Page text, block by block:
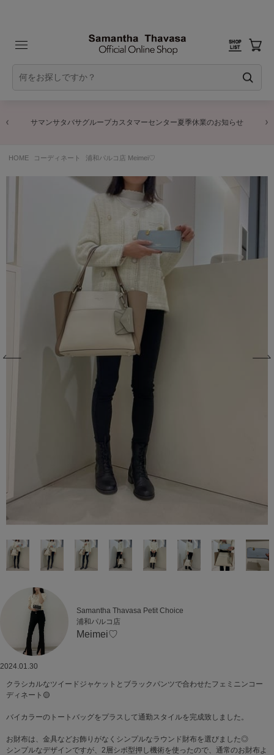
サマンサタバサグループカスタマーセンター夏季休業のお知らせ
HOME コーディネート 浦和パルコ店 Meimei♡
Samantha Thavasa Petit Choice
浦和パルコ店
Meimei♡
2024.01.30
クラシカルなツイードジャケットとブラックパンツで合わせたフェミニンコー
ディネート🟡
バイカラーのトートバッグをプラスして通勤スタイルを完成致しました。
お財布は、金具などお飾りがなくシンプルなラウンド財布を選びました◎
シンプルなデザインですが、2層シボ型押し機術を使ったので、通常のお財布よ